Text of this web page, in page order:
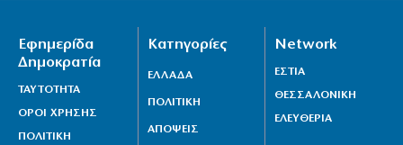
Εφημερίδα
Δημοκρατία
ΤΑΥΤΟΤΗΤΑ
ΟΡΟΙ ΧΡΗΣΗΣ
ΠΟΛΙΤΙΚΗ
Κατηγορίες
ΕΛΛΑΔΑ
ΠΟΛΙΤΙΚΗ
ΑΠΟΨΕΙΣ
Network
ΕΣΤΙΑ
ΘΕΣΣΑΛΟΝΙΚΗ
ΕΛΕΥΘΕΡΙΑ